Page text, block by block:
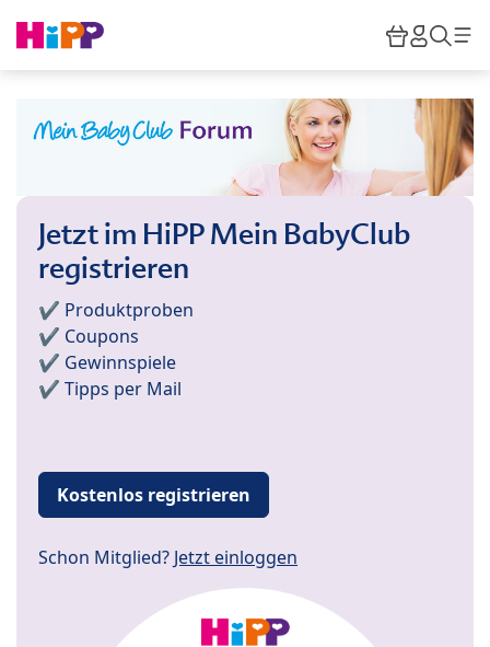
HiPP
Jetzt im HiPP Mein BabyClub
registrieren
✔️ Produktproben
✔️ Coupons
✔️ Gewinnspiele
✔️ Tipps per Mail
Kostenlos registrieren
Schon Mitglied? Jetzt einloggen